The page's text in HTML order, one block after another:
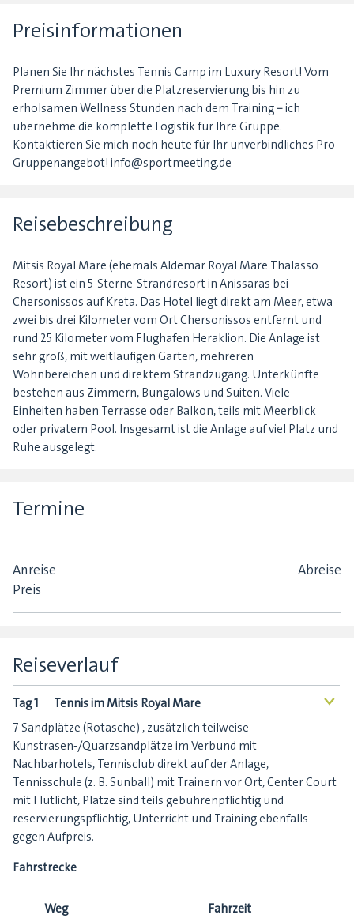
Preisinformationen
Planen Sie Ihr nächstes Tennis Camp im Luxury Resort! Vom
Premium Zimmer über die Platzreservierung bis hin zu
erholsamen Wellness Stunden nach dem Training – ich
übernehme die komplette Logistik für Ihre Gruppe.
Kontaktieren Sie mich noch heute für Ihr unverbindliches Pro
Gruppenangebot! info@sportmeeting.de
Reisebeschreibung
Mitsis Royal Mare (ehemals Aldemar Royal Mare Thalasso
Resort) ist ein 5-Sterne-Strandresort in Anissaras bei
Chersonissos auf Kreta. Das Hotel liegt direkt am Meer, etwa
zwei bis drei Kilometer vom Ort Chersonissos entfernt und
rund 25 Kilometer vom Flughafen Heraklion. Die Anlage ist
sehr groß, mit weitläufigen Gärten, mehreren
Wohnbereichen und direktem Strandzugang. Unterkünfte
bestehen aus Zimmern, Bungalows und Suiten. Viele
Einheiten haben Terrasse oder Balkon, teils mit Meerblick
oder privatem Pool. Insgesamt ist die Anlage auf viel Platz und
Ruhe ausgelegt.
Termine
Anreise
Abreise
Preis
Reiseverlauf
Tag 1 Tennis im Mitsis Royal Mare <
7 Sandplätze (Rotasche) , zusätzlich teilweise
Kunstrasen-/Quarzsandplätze im Verbund mit
Nachbarhotels, Tennisclub direkt auf der Anlage,
Tennisschule (z. B. Sunball) mit Trainern vor Ort, Center Court
mit Flutlicht, Plätze sind teils gebührenpflichtig und
reservierungspflichtig, Unterricht und Training ebenfalls
gegen Aufpreis.
Fahrstrecke
Weg Fahrzeit